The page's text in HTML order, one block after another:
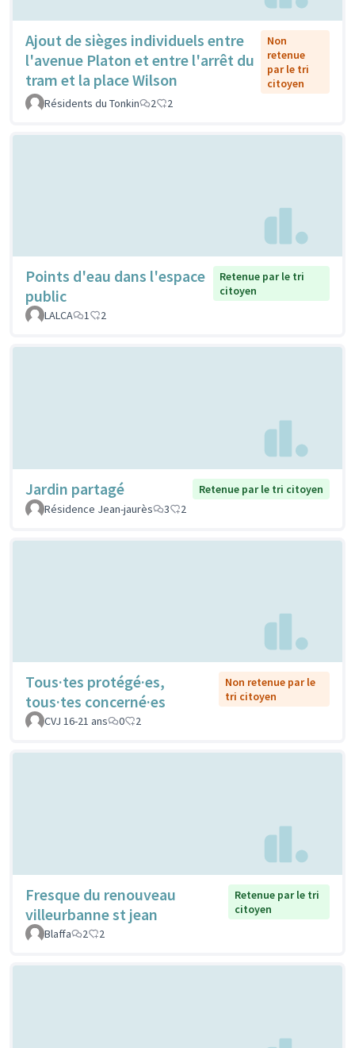
Ajout de sièges individuels entre
l'avenue Platon et entre l'arrêt du
tram et la place Wilson
Non
retenue
par le tri
citoyen
Résidents du Tonkin
2 2
Points d'eau dans l'espace
public
Retenue par le tri
citoyen
LALCA
1 2
Jardin partagé
Retenue par le tri citoyen
Résidence Jean-jaurès
3 2
Tous·tes protégé·es,
tous·tes concerné·es
Non retenue par le
tri citoyen
CVJ 16-21 ans
0 2
Fresque du renouveau
villeurbanne st jean
Retenue par le tri
citoyen
Blaffa
2 2